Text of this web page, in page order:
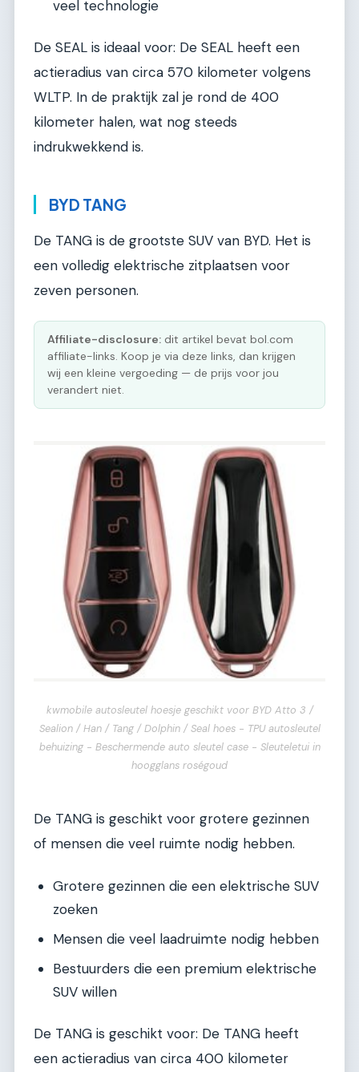
veel technologie
De SEAL is ideaal voor: De SEAL heeft een
actieradius van circa 570 kilometer volgens
WLTP. In de praktijk zal je rond de 400
kilometer halen, wat nog steeds
indrukwekkend is.
BYD TANG
De TANG is de grootste SUV van BYD. Het is
een volledig elektrische zitplaatsen voor
zeven personen.
Affiliate-disclosure: dit artikel bevat bol.com
affiliate-links. Koop je via deze links, dan krijgen
wij een kleine vergoeding — de prijs voor jou
verandert niet.
kwmobile autosleutel hoesje geschikt voor BYD Atto 3 /
Sealion / Han / Tang / Dolphin / Seal hoes - TPU autosleutel
behuizing - Beschermende auto sleutel case - Sleuteletui in
hoogglans roségoud
De TANG is geschikt voor grotere gezinnen
of mensen die veel ruimte nodig hebben.
Grotere gezinnen die een elektrische SUV
zoeken
Mensen die veel laadruimte nodig hebben
Bestuurders die een premium elektrische
SUV willen
De TANG is geschikt voor: De TANG heeft
een actieradius van circa 400 kilometer